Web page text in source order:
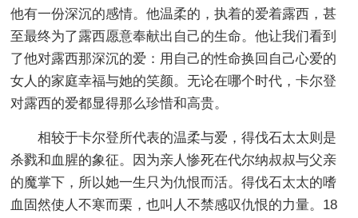
他有一份深沉的感情。他温柔的，执着的爱着露西，甚
至最终为了露西愿意奉献出自己的生命。他让我们看到
了他对露西那深沉的爱：用自己的性命换回自己心爱的
女人的家庭幸福与她的笑颜。无论在哪个时代，卡尔登
对露西的爱都显得那么珍惜和高贵。
相较于卡尔登所代表的温柔与爱，得伐石太太则是
杀戮和血腥的象征。因为亲人惨死在代尔纳叔叔与父亲
的魔掌下，所以她一生只为仇恨而活。得伐石太太的嗜
血固然使人不寒而栗，也叫人不禁感叹仇恨的力量。18